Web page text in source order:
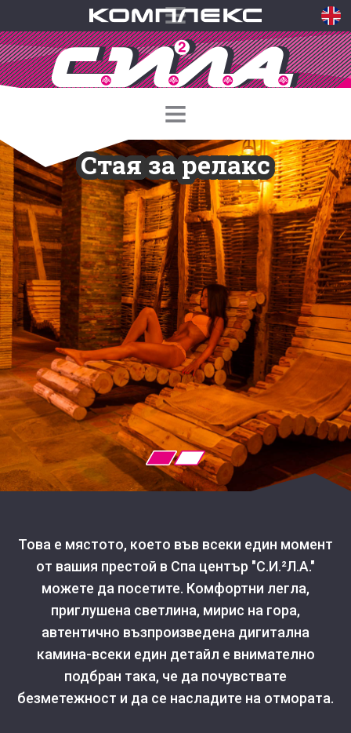
Стая за релакс
Това е мястото, което във всеки един момент
от вашия престой в Спа център "С.И.²Л.А."
можете да посетите. Комфортни легла,
приглушена светлина, мирис на гора,
автентично възпроизведена дигитална
камина-всеки един детайл е внимателно
подбран така, че да почувствате
безметежност и да се насладите на отмората.